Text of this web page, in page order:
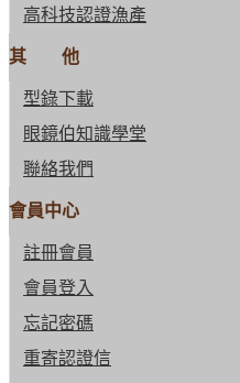
高科技認證漁產
其 他
型錄下載
眼鏡伯知識學堂
聯絡我們
會員中心
註冊會員
會員登入
忘記密碼
重寄認證信